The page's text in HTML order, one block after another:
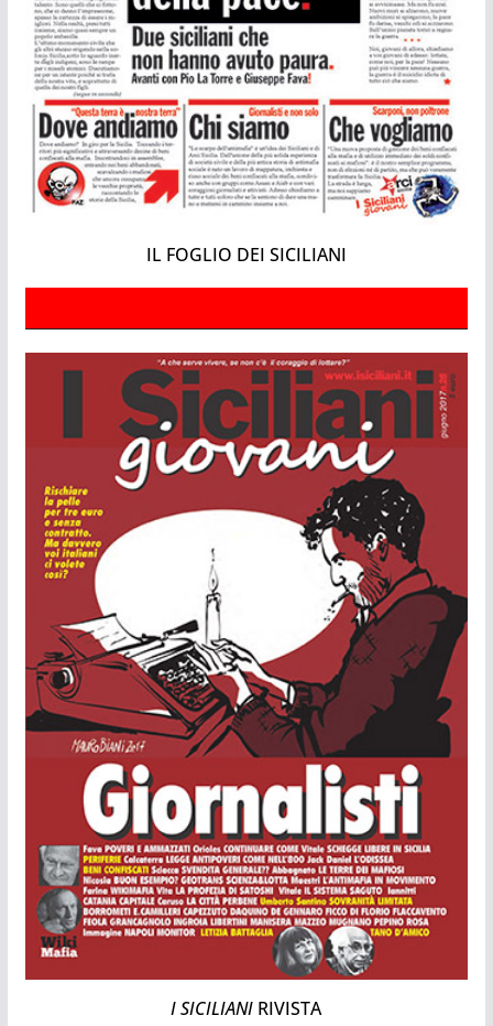
IL FOGLIO DEI SICILIANI
I SICILIANI RIVISTA